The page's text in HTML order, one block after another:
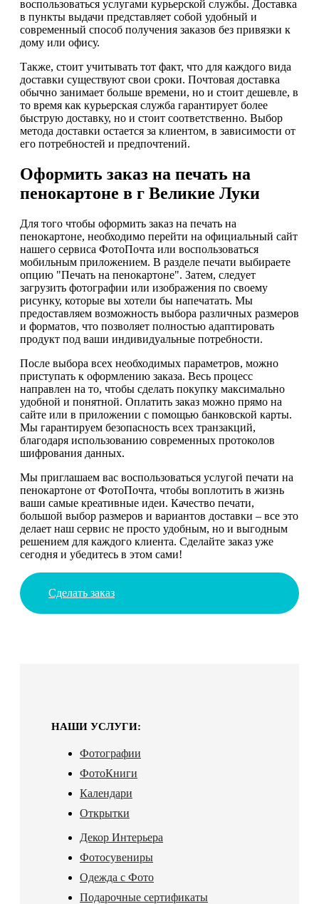
воспользоваться услугами курьерской службы. Доставка
в пункты выдачи представляет собой удобный и
современный способ получения заказов без привязки к
дому или офису.
Также, стоит учитывать тот факт, что для каждого вида
доставки существуют свои сроки. Почтовая доставка
обычно занимает больше времени, но и стоит дешевле, в
то время как курьерская служба гарантирует более
быструю доставку, но и стоит соответственно. Выбор
метода доставки остается за клиентом, в зависимости от
его потребностей и предпочтений.
Оформить заказ на печать на
пенокартоне в г Великие Луки
Для того чтобы оформить заказ на печать на
пенокартоне, необходимо перейти на официальный сайт
нашего сервиса ФотоПочта или воспользоваться
мобильным приложением. В разделе печати выбираете
опцию "Печать на пенокартоне". Затем, следует
загрузить фотографии или изображения по своему
рисунку, которые вы хотели бы напечатать. Мы
предоставляем возможность выбора различных размеров
и форматов, что позволяет полностью адаптировать
продукт под ваши индивидуальные потребности.
После выбора всех необходимых параметров, можно
приступать к оформлению заказа. Весь процесс
направлен на то, чтобы сделать покупку максимально
удобной и понятной. Оплатить заказ можно прямо на
сайте или в приложении с помощью банковской карты.
Мы гарантируем безопасность всех транзакций,
благодаря использованию современных протоколов
шифрования данных.
Мы приглашаем вас воспользоваться услугой печати на
пенокартоне от ФотоПочта, чтобы воплотить в жизнь
ваши самые креативные идеи. Качество печати,
большой выбор размеров и вариантов доставки – все это
делает наш сервис не просто удобным, но и выгодным
решением для каждого клиента. Сделайте заказ уже
сегодня и убедитесь в этом сами!
Сделать заказ
НАШИ УСЛУГИ:
Фотографии
ФотоКниги
Календари
Открытки
Декор Интерьера
Фотосувениры
Одежда с Фото
Подарочные сертификаты